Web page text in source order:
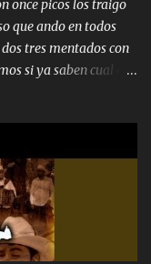
once picos los traigo
que ando en todos
tres mentados con
si ya saben cual es
falta mucho para
Milán y también
es mi fragancia
si no se han dado